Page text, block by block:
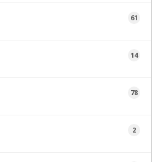
61
14
78
2